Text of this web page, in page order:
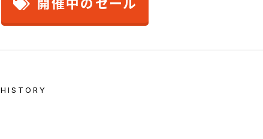
開催中のセール
HISTORY